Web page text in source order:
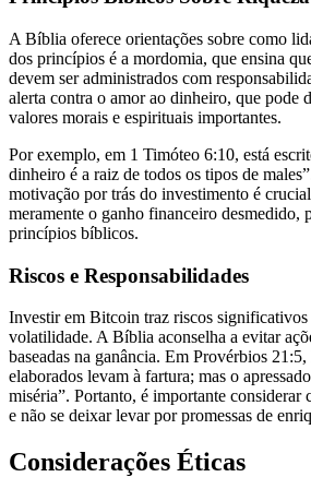
A Bíblia oferece orientações sobre como
dos princípios é a mordomia, que ensina
devem ser administrados com
alerta contra o amor ao dinheiro, que pode
valores morais e espirituais importantes.
Por exemplo, em 1 Timóteo 6:10, está
dinheiro é a raiz de todos os tipos de
motivação por trás do investimento é
meramente o ganho financeiro desmedido,
princípios bíblicos.
Riscos e Responsabilidades
Investir em Bitcoin traz riscos significativos
volatilidade. A Bíblia aconselha a evitar
baseadas na ganância. Em Provérbios
elaborados levam à fartura; mas o
miséria”. Portanto, é importante considerar
e não se deixar levar por promessas de
Considerações Éticas